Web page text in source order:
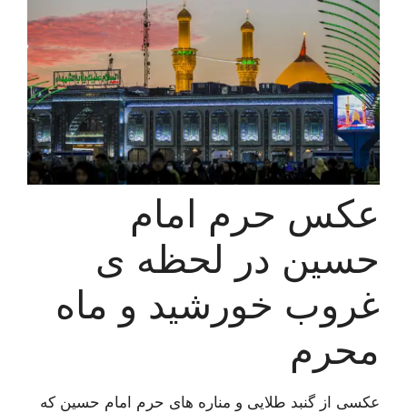
عکس حرم امام
حسین در لحظه ی
غروب خورشید و ماه
محرم
عکسی از گنبد طلایی و مناره های حرم امام حسین که